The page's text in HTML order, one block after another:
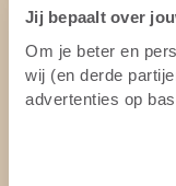
Jij bepaalt over
Om je beter en
wij (en derde
advertenties op